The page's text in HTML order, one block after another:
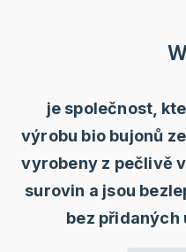
je společnost,
výrobu bio bujonů
vyrobeny z pečlivě
surovin a jsou
bez přidaných